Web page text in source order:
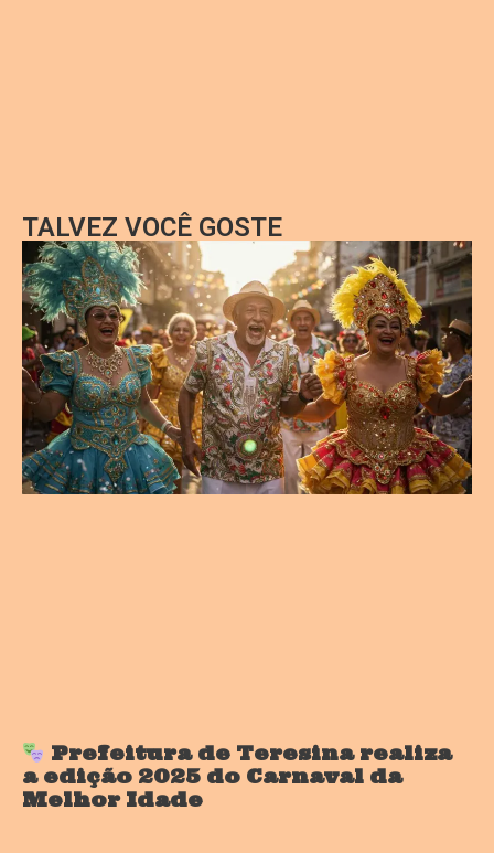
TALVEZ VOCÊ GOSTE
Prefeitura de Teresina realiza
a edição 2025 do Carnaval da
Melhor Idade